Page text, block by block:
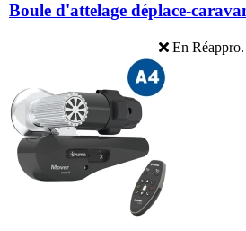
Boule d'attelage déplace-
En Réappro.